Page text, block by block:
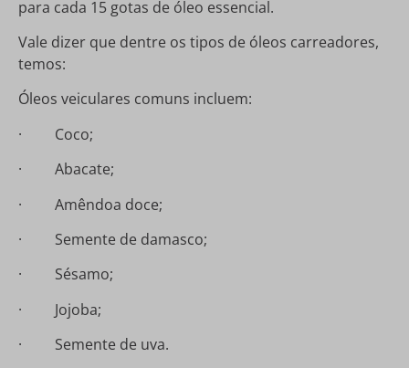
para cada 15 gotas de óleo essencial.
Vale dizer que dentre os tipos de óleos carreadores,
temos:
Óleos veiculares comuns incluem:
· Coco;
· Abacate;
· Amêndoa doce;
· Semente de damasco;
· Sésamo;
· Jojoba;
· Semente de uva.